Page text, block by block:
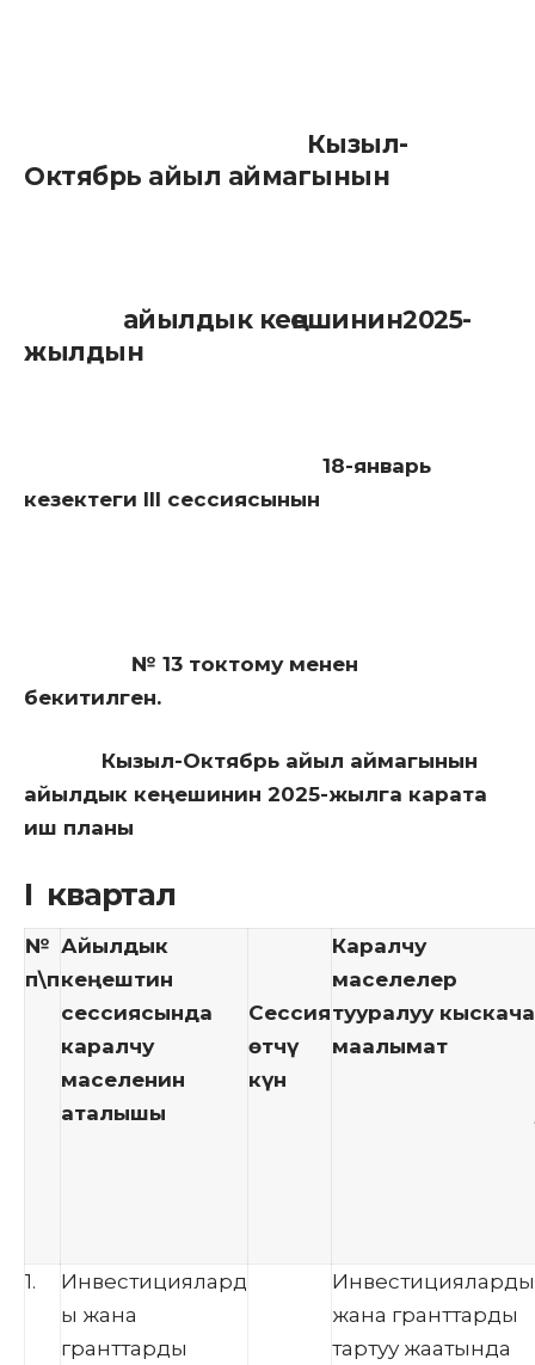
Кызыл-
Октябрь айыл аймагынын
айылдык кеңешинин2025-
жылдын
18-январь
кезектеги III сессиясынын
№ 13 токтому менен
бекитилген.
Кызыл-Октябрь айыл аймагынын
айылдык кеңешинин 2025-жылга карата
иш планы
I квартал
№
п\п
Айылдык
кеңештин
сессиясында
каралчу
маселенин
аталышы
Сессия
өтчү
күн
Каралчу
маселелер
тууралуу кыскача
маалымат
1.
Инвестициялард
ы жана
гранттарды
Инвестицияларды
жана гранттарды
тартуу жаатында